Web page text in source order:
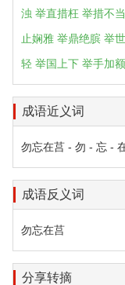
浊 举直措枉 举措不当
止娴雅 举鼎绝膑 举
轻 举国上下 举手加额
成语近义词
勿忘在莒 - 勿 - 忘 -
成语反义词
勿忘在莒
分享转摘